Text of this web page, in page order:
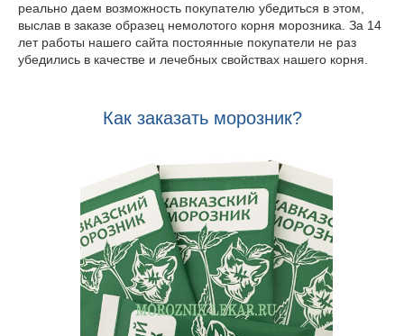
реально даем возможность покупателю убедиться в этом,
выслав в заказе образец немолотого корня морозника. За 14
лет работы нашего сайта постоянные покупатели не раз
убедились в качестве и лечебных свойствах нашего корня.
Как заказать морозник?